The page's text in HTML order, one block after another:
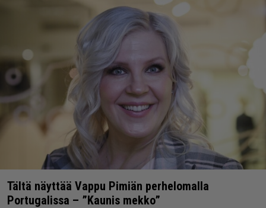
Tältä näyttää Vappu Pimiän perhelomalla
Portugalissa – ”Kaunis mekko”